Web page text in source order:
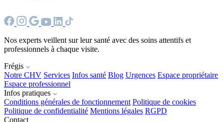
Nos experts veillent sur leur santé avec des soins attentifs et
professionnels à chaque visite.
Frégis
Notre CHV Services Infos santé Blog Urgences Espace propriétaire
Espace professionnel
Infos pratiques
Conditions générales de fonctionnement Politique de cookies
Politique de confidentialité Mentions légales RGPD
Contact